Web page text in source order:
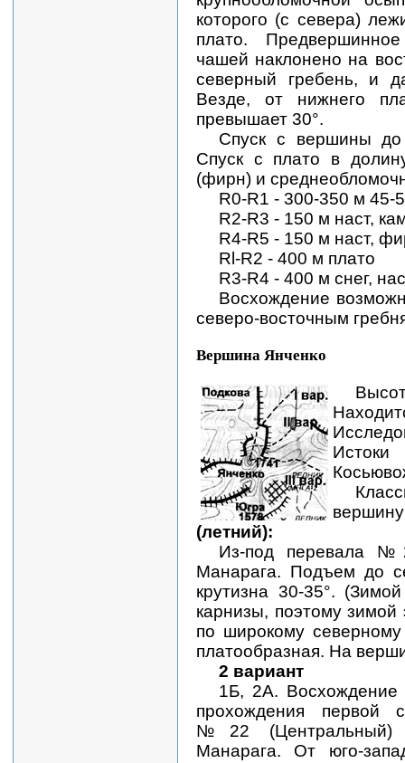
которого (с севера)
плато.
чашей наклонено на
северный гребень, и
Везде, от нижнего
превышает 30°.
Спуск с вершины
Спуск с плато в
(фирн) и
R0-R1 - 300-350 м 45-
R2-R3 - 150 м наст,
R4-R5 - 150 м наст,
Rl-R2 - 400 м плато
R3-R4 - 400 м снег,
Восхождение
северо-восточным
Вершина Янченко
(летний):
Из-под перевала
Манарага. Подъем до
крутизна 30-35°.
карнизы, поэтому
по широкому
платообразная. На
2 вариант
1Б, 2А. Восхождение
прохождения первой
№22
Манарага. От юго-